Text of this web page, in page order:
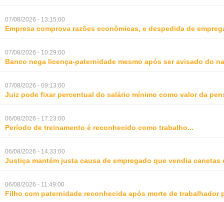
07/08/2026 - 13:15:00
Empresa comprova razões econômicas, e despedida de
07/08/2026 - 10:29:00
Banco nega licença-paternidade mesmo após ser avisado do
07/08/2026 - 09:13:00
Juiz pode fixar percentual do salário mínimo como valor da
06/08/2026 - 17:23:00
Período de treinamento é reconhecido como trabalho...
06/08/2026 - 14:33:00
Justiça mantém justa causa de empregado que vendia canetas
06/08/2026 - 11:49:00
Filho com paternidade reconhecida após morte de trabalhador